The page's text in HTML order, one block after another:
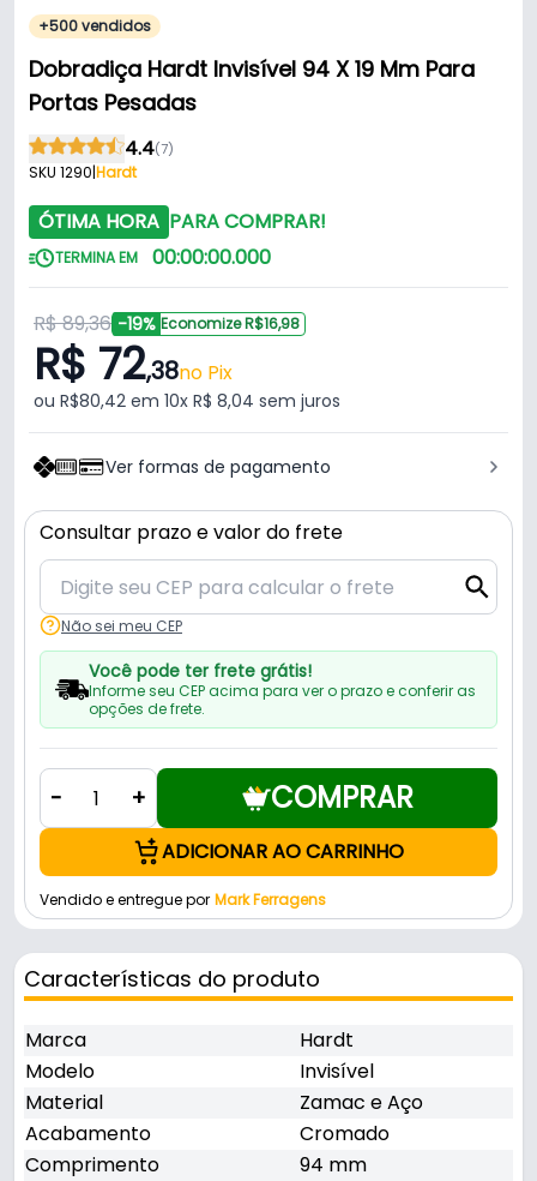
+500 vendidos
Dobradiça Hardt Invisível 94 X 19 Mm Para
Portas Pesadas
4.4(7)
SKU 1290|Hardt
ÓTIMA HORA PARA COMPRAR!
TERMINA EM 00:00:00.000
R$ 89,36 -19% Economize R$16,98
R$ 72,38no Pix
ou R$80,42 em 10x R$ 8,04 sem juros
Ver formas de pagamento
Consultar prazo e valor do frete
Não sei meu CEP
Você pode ter frete grátis!
Informe seu CEP acima para ver o prazo e conferir as
opções de frete.
- + COMPRAR
ADICIONAR AO CARRINHO
Vendido e entregue por Mark Ferragens
Características do produto
Marca
Hardt
Modelo
Invisível
Material
Zamac e Aço
Acabamento
Cromado
Comprimento
94 mm